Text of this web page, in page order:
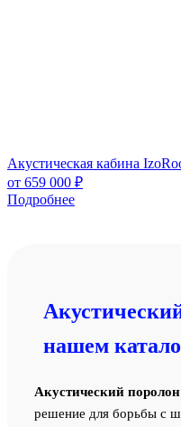
Акустическая кабина
от 659 000 ₽
Подробнее
нашем
Акустический поролон
решение для борьбы с